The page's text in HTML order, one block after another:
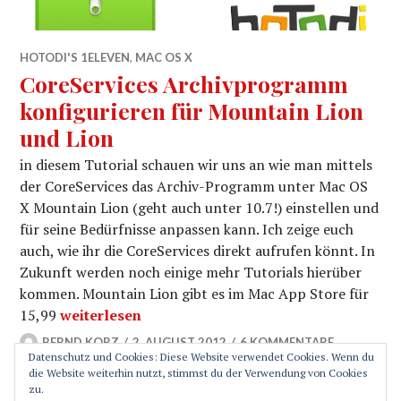
HOTODI'S 1ELEVEN, MAC OS X
CoreServices Archivprogramm
konfigurieren für Mountain Lion
und Lion
in diesem Tutorial schauen wir uns an wie man mittels
der CoreServices das Archiv-Programm unter Mac OS
X Mountain Lion (geht auch unter 10.7!) einstellen und
für seine Bedürfnisse anpassen kann. Ich zeige euch
auch, wie ihr die CoreServices direkt aufrufen könnt. In
Zukunft werden noch einige mehr Tutorials hierüber
kommen. Mountain Lion gibt es im Mac App Store für
15,99CoreServices Archivprogramm konfigurieren
weiterlesen
BERND KORZ 2. AUGUST 2012 6 KOMMENTARE
Datenschutz und Cookies: Diese Website verwendet Cookies. Wenn du
die Website weiterhin nutzt, stimmst du der Verwendung von Cookies
zu.